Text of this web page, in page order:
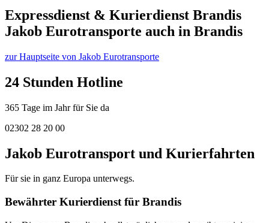
Expressdienst & Kurierdienst Brandis
Jakob Eurotransporte auch in Brandis
zur Hauptseite von Jakob Eurotransporte
24 Stunden Hotline
365 Tage im Jahr für Sie da
02302 28 20 00
Jakob Eurotransport und Kurierfahrten
Für sie in ganz Europa unterwegs.
Bewährter Kurierdienst für Brandis